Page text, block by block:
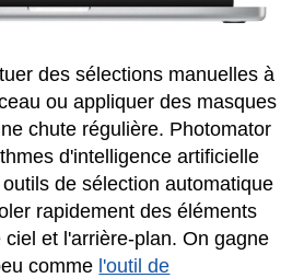
des sélections manuelles à
ou appliquer des masques
chute régulière. Photomator
d'intelligence artificielle
de sélection automatique
rapidement des éléments
et l'arrière-plan. On gagne
comme l'outil de